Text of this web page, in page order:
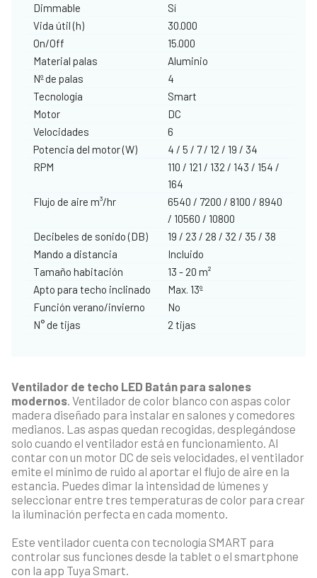
Dimmable
Sí
Vida útil (h)
30.000
On/Off
15.000
Material palas
Aluminio
Nº de palas
4
Tecnología
Smart
Motor
DC
Velocidades
6
Potencia del motor (W)
4 / 5 / 7 / 12 / 19 / 34
RPM
110 / 121 / 132 / 143 / 154 /
164
Flujo de aire m³/hr
6540 / 7200 / 8100 / 8940
/ 10560 / 10800
Decibeles de sonido (DB)
19 / 23 / 28 / 32 / 35 / 38
Mando a distancia
Incluido
Tamaño habitación
13 - 20 m²
Apto para techo inclinado
Max. 13º
Función verano/invierno
No
N° de tijas
2 tijas
Ventilador de techo LED Batán para salones
modernos . Ventilador de color blanco con aspas color
madera diseñado para instalar en salones y comedores
medianos. Las aspas quedan recogidas, desplegándose
solo cuando el ventilador está en funcionamiento. Al
contar con un motor DC de seis velocidades, el ventilador
emite el mínimo de ruido al aportar el flujo de aire en la
estancia. Puedes dimar la intensidad de lúmenes y
seleccionar entre tres temperaturas de color para crear
la iluminación perfecta en cada momento.
Este ventilador cuenta con tecnología SMART para
controlar sus funciones desde la tablet o el smartphone
con la app Tuya Smart.